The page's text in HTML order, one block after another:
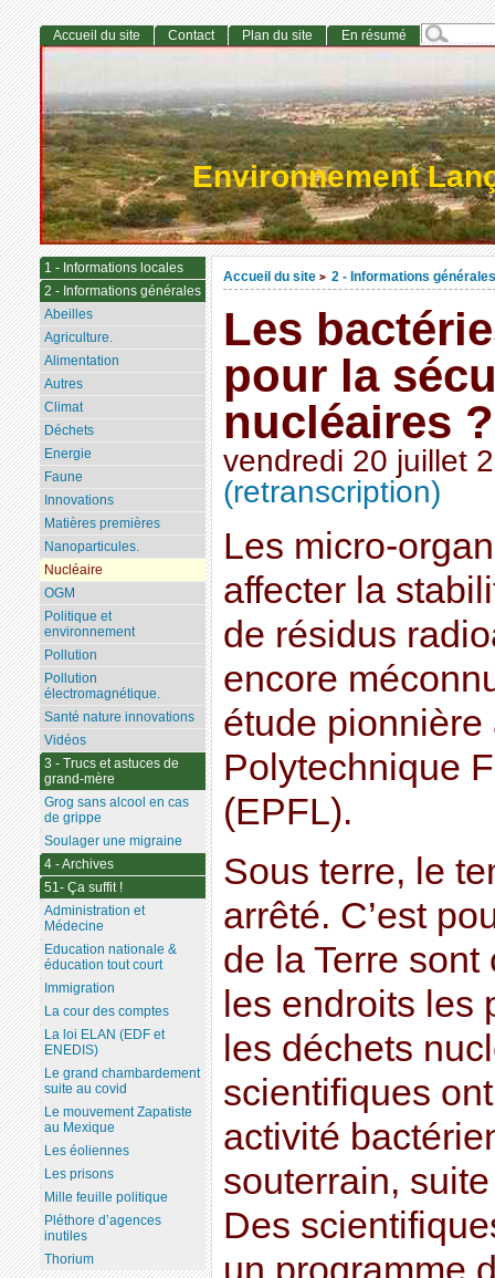
Environnement
Accueil du site > 2 - Informations générales
Les
pour la
nucléaires ?
vendredi 20 juillet
(retranscription)
Les micro-
affecter la
de résidus
encore
étude pionnière
Polytechnique
(EPFL).
Sous terre, le
arrêté. C’est
de la Terre
les endroits les
les déchets
scientifiques
activité
souterrain,
Des
un programme
Accueil du site Contact Plan du site En résumé
1 - Informations locales
2 - Informations générales
Abeilles
Agriculture.
Alimentation
Autres
Climat
Déchets
Energie
Faune
Innovations
Matières premières
Nanoparticules.
Nucléaire
OGM
Politique et
environnement
Pollution
Pollution
électromagnétique.
Santé nature innovations
Vidéos
3 - Trucs et astuces de
grand-mère
Grog sans alcool en cas
de grippe
Soulager une migraine
4 - Archives
51- Ça suffit !
Administration et
Médecine
Education nationale &
éducation tout court
Immigration
La cour des comptes
La loi ELAN (EDF et
ENEDIS)
Le grand chambardement
suite au covid
Le mouvement Zapatiste
au Mexique
Les éoliennes
Les prisons
Mille feuille politique
Pléthore d’agences
inutiles
Thorium